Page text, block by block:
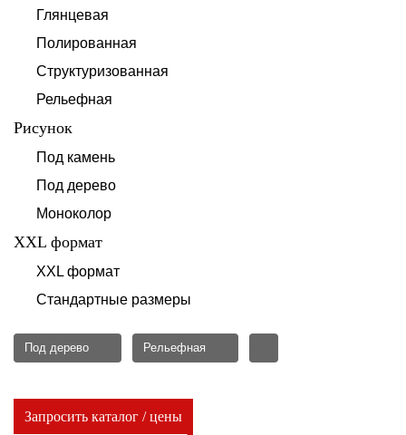
Глянцевая
Полированная
Структуризованная
Рельефная
Рисунок
Под камень
Под дерево
Моноколор
XXL формат
XXL формат
Стандартные размеры
Под дерево Рельефная
Запросить каталог / цены